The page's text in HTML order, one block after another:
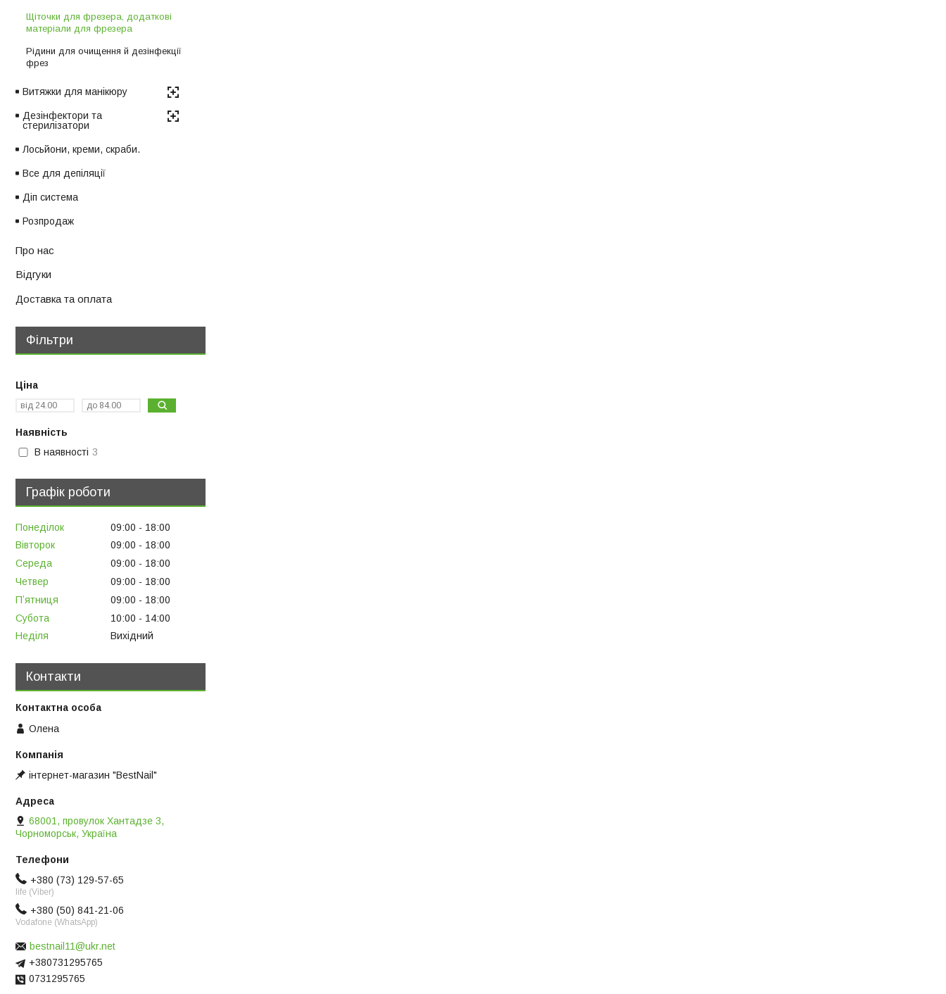
Щіточки для фрезера, додаткові
матеріали для фрезера
Рідини для очищення й дезінфекції
фрез
Витяжки для манікюру
Дезінфектори та
стерилізатори
Лосьйони, креми, скраби.
Все для депіляції
Діп система
Розпродаж
Про нас
Відгуки
Доставка та оплата
Фільтри
Ціна
Наявність
В наявності 3
Графік роботи
Понеділок 09:00
18:00
Вівторок
09:00
18:00
Середа
09:00
18:00
Четвер
09:00
18:00
Пʼятниця
09:00
18:00
Субота
10:00
14:00
Неділя
Вихідний
Контакти
Олена
інтернет-магазин "BestNail"
68001, провулок Хантадзе 3,
Чорноморськ, Україна
+380 (73) 129-57-65
life (Viber)
+380 (50) 841-21-06
Vodafone (WhatsApp)
bestnail11@ukr.net
+380731295765
0731295765